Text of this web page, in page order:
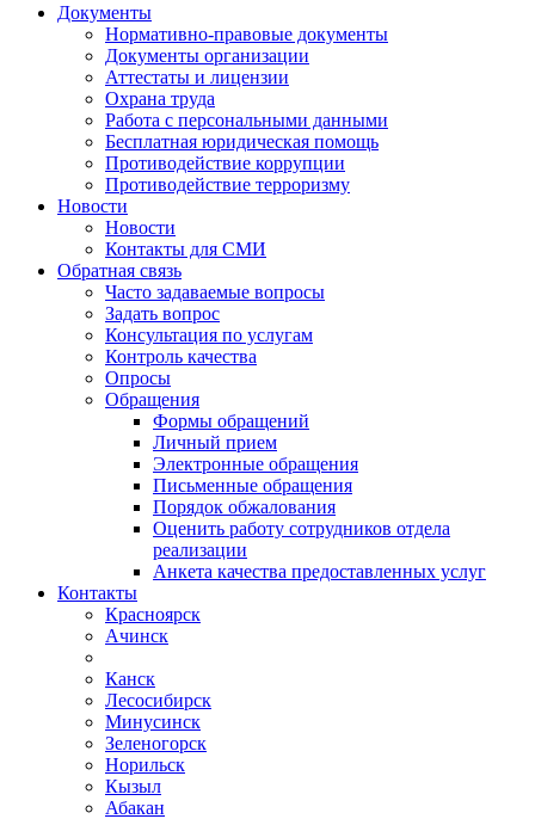
Документы
Нормативно-правовые документы
Документы организации
Аттестаты и лицензии
Охрана труда
Работа с персональными данными
Бесплатная юридическая помощь
Противодействие коррупции
Противодействие терроризму
Новости
Новости
Контакты для СМИ
Обратная связь
Часто задаваемые вопросы
Задать вопрос
Консультация по услугам
Контроль качества
Опросы
Обращения
Формы обращений
Личный прием
Электронные обращения
Письменные обращения
Порядок обжалования
Оценить работу сотрудников отдела
реализации
Анкета качества предоставленных услуг
Контакты
Красноярск
Ачинск
Канск
Лесосибирск
Минусинск
Зеленогорск
Норильск
Кызыл
Абакан